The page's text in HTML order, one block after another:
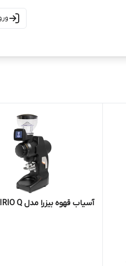
آسیاب قهوه بیزرا مدل SIRIO Q